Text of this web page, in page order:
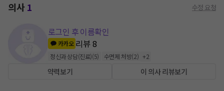
의사1 수정 요청
로그인 후 이름확인
카카오 리뷰8
정신과 상담(진료)(5) 수면제 처방(2) +2
약력보기 이 의사 리뷰보기